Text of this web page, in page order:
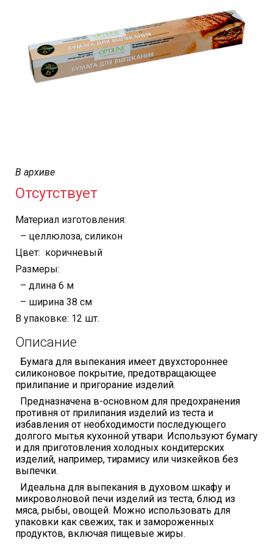
В архиве
Отсутствует
Материал изготовления:
– целлюлоза, силикон
Цвет: коричневый
Размеры:
– длина 6 м
– ширина 38 см
В упаковке: 12 шт.
Описание
Бумага для выпекания имеет двухстороннее
силиконовое покрытие, предотвращающее
прилипание и пригорание изделий.
Предназначена в-основном для предохранения
противня от прилипания изделий из теста и
избавления от необходимости последующего
долгого мытья кухонной утвари. Используют бумагу
и для приготовления холодных кондитерских
изделий, например, тирамису или чизкейков без
выпечки.
Идеальна для выпекания в духовом шкафу и
микроволновой печи изделий из теста, блюд из
мяса, рыбы, овощей. Можно использовать для
упаковки как свежих, так и замороженных
продуктов, включая пищевые жиры.